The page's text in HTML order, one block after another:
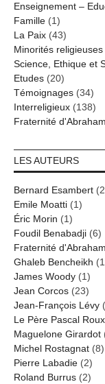
Enseignement –
Famille (1)
La Paix (43)
Minorités religieuses
Science, Ethique et
Etudes (20)
Témoignages (34)
Interreligieux (138)
Fraternité d'Abraham
LES AUTEURS
Bernard Esambert
Emile Moatti (1)
Éric Morin (1)
Foudil Benabadji (6)
Fraternité d'Abraham
Ghaleb Bencheikh
James Woody (1)
Jean Corcos (23)
Jean-François Lévy
Le Père Pascal Roux
Maguelone Girardot
Michel Rostagnat (8)
Pierre Labadie (2)
Roland Burrus (2)